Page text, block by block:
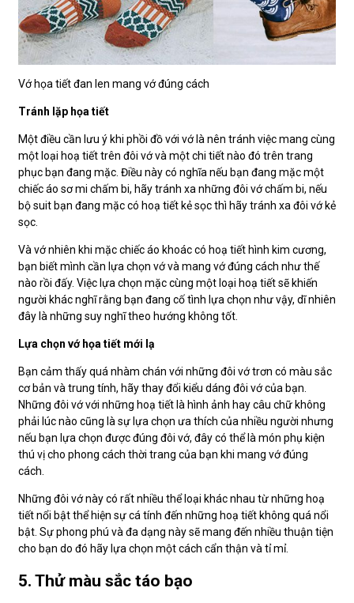
Vớ họa tiết đan len mang vớ đúng cách
Tránh lặp họa tiết
Một điều cần lưu ý khi phồi đồ với vớ là nên tránh việc mang cùng
một loại hoạ tiết trên đôi vớ và một chi tiết nào đó trên trang
phục bạn đang mặc. Điều này có nghĩa nếu bạn đang mặc một
chiếc áo sơ mi chấm bi, hãy tránh xa những đôi vớ chấm bi, nếu
bộ suit bạn đang mặc có hoạ tiết kẻ sọc thì hãy tránh xa đôi vớ kẻ
sọc.
Và vớ nhiên khi mặc chiếc áo khoác có hoạ tiết hình kim cương,
bạn biết mình cần lựa chọn vớ và mang vớ đúng cách như thế
nào rồi đấy. Việc lựa chọn mặc cùng một loại hoạ tiết sẽ khiến
người khác nghĩ rằng bạn đang cố tình lựa chọn như vậy, dĩ nhiên
đây là những suy nghĩ theo hướng không tốt.
Lựa chọn vớ họa tiết mới lạ
Bạn cảm thấy quá nhàm chán với những đôi vớ trơn có màu sắc
cơ bản và trung tính, hãy thay đổi kiểu dáng đôi vớ của bạn.
Những đôi vớ với những hoạ tiết là hình ảnh hay câu chữ không
phải lúc nào cũng là sự lựa chọn ưa thích của nhiều người nhưng
nếu bạn lựa chọn được đúng đôi vớ, đây có thể là món phụ kiện
thú vị cho phong cách thời trang của bạn khi mang vớ đúng
cách.
Những đôi vớ này có rất nhiều thể loại khác nhau từ những hoạ
tiết nổi bật thể hiện sự cá tính đến những hoạ tiết không quá nổi
bật. Sự phong phú và đa dạng này sẽ mang đến nhiều thuận tiện
cho bạn do đó hãy lựa chọn một cách cẩn thận và tỉ mỉ.
5. Thử màu sắc táo bạo